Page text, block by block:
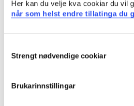
Her kan du velje kva cookiar du vil
når som helst endre tillatinga du
Selection
Strengt nødvendige cookiar
Brukarinnstillingar
Ingen
Undervisnings- og